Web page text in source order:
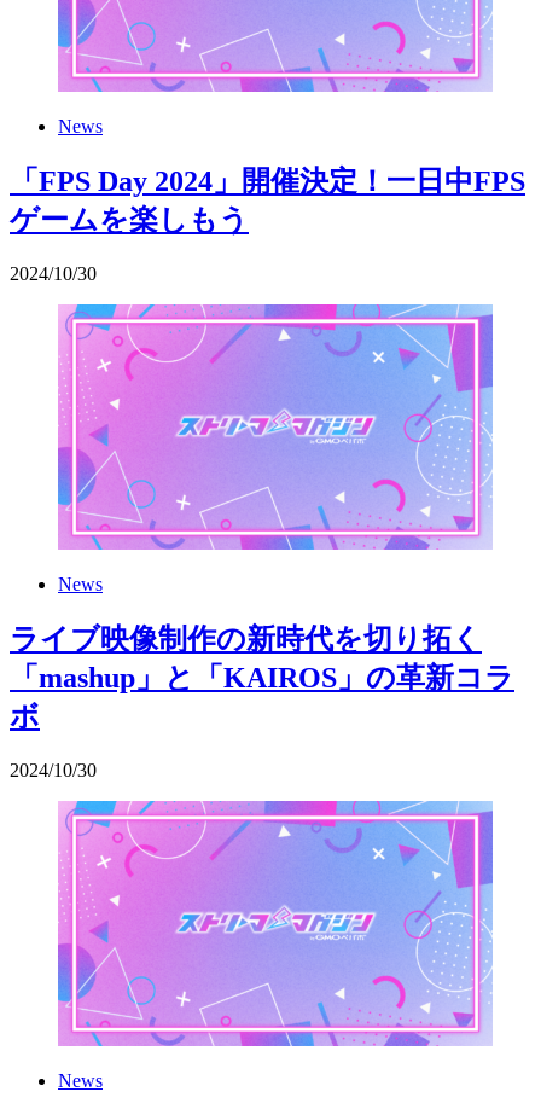
News
「FPS Day 2024」開催決定！一日中FPS
ゲームを楽しもう
2024/10/30
News
ライブ映像制作の新時代を切り拓く
「mashup」と「KAIROS」の革新コラ
ボ
2024/10/30
News